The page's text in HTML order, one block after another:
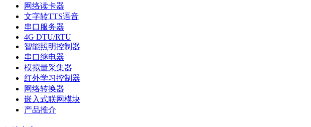
网络读卡器
文字转TTS语音
串口服务器
4G DTU/RTU
智能照明控制器
串口继电器
模拟量采集器
红外学习控制器
网络转换器
嵌入式联网模块
产品推介